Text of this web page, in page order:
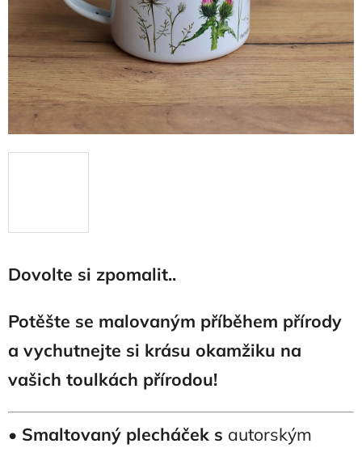
Dovolte si zpomalit..
Potěšte se malovaným příběhem přírody
a vychutnejte si krásu okamžiku na
vašich toulkách přírodou!
• Smaltovaný plecháček s autorským